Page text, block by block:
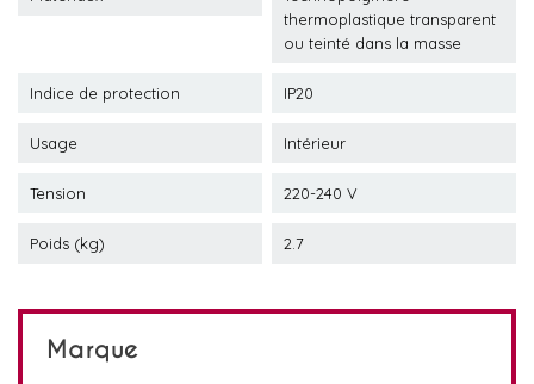
thermoplastique transparent
ou teinté dans la masse
Indice de protection IP20
Usage Intérieur
Tension 220-240 V
Poids (kg) 2.7
Marque